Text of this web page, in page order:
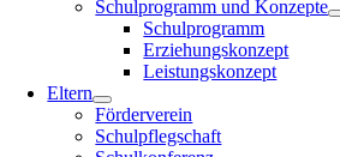
Schulprogramm und Konzepte
Schulprogramm
Erziehungskonzept
Leistungskonzept
Eltern
Förderverein
Schulpflegschaft